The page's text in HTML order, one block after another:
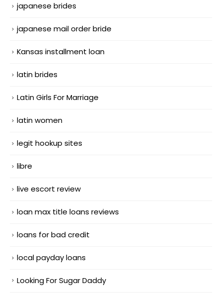
japanese brides
japanese mail order bride
Kansas installment loan
latin brides
Latin Girls For Marriage
latin women
legit hookup sites
libre
live escort review
loan max title loans reviews
loans for bad credit
local payday loans
Looking For Sugar Daddy